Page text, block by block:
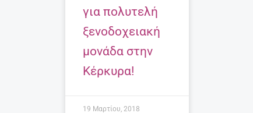
για πολυτελή
ξενοδοχειακή
μονάδα στην
Κέρκυρα!
19 Μαρτίου, 2018